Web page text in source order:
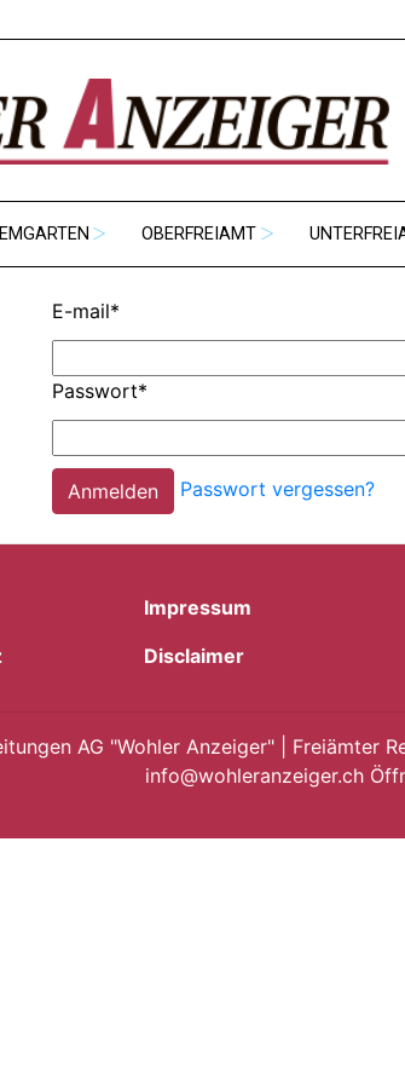
OBERFREIAMT
E-mail*
Passwort*
Passwort vergessen?
Impressum
Disclaimer
AG "Wohler Anzeiger" | Freiämter
info@wohleranzeiger.ch